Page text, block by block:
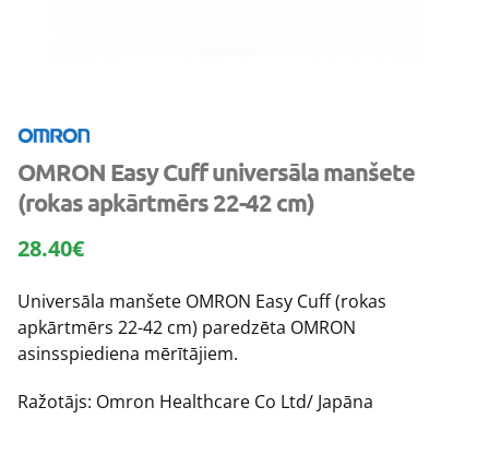
OMRON Easy Cuff universāla manšete
(rokas apkārtmērs 22-42 cm)
28.40€
Universāla manšete OMRON Easy Cuff (rokas
apkārtmērs 22-42 cm) paredzēta OMRON
asinsspiediena mērītājiem.
Ražotājs: Omron Healthcare Co Ltd/ Japāna